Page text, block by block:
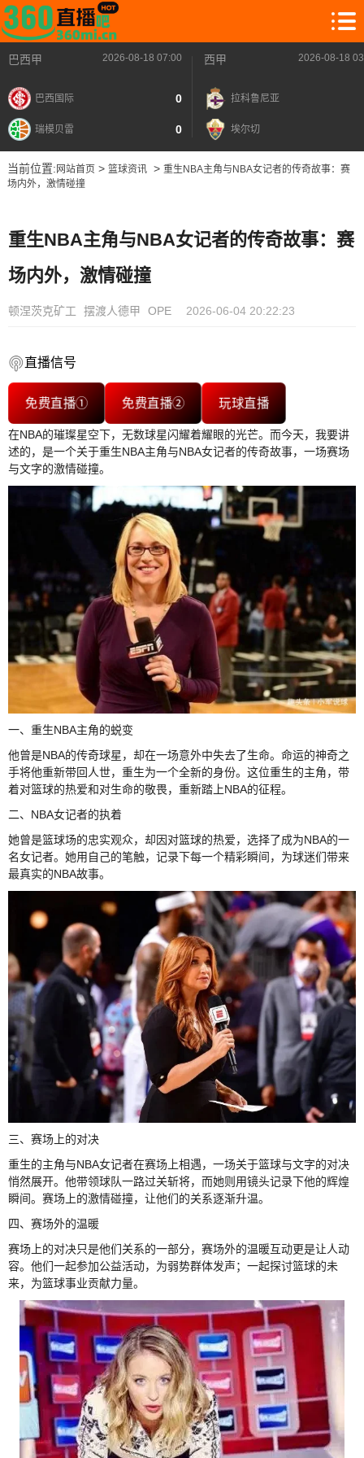
巴西甲 2026-08-18 07:00
巴西国际 0
瑞模贝雷 0
西甲 2026-08-18
拉科鲁尼亚
埃尔切
当前位置: 网站首页> 篮球资讯> 重生NBA主角与NBA女记者的传奇故事：赛
场内外，激情碰撞
重生NBA主角与NBA女记者的传奇故事：赛
场内外，激情碰撞
顿涅茨克矿工 摆渡人德甲 OPE 2026-06-04 20:22:23
直播信号
免费直播① 免费直播② 玩球直播
在NBA的璀璨星空下，无数球星闪耀着耀眼的光芒。而今天，我要讲
述的，是一个关于重生NBA主角与NBA女记者的传奇故事，一场赛场
与文字的激情碰撞。
一、重生NBA主角的蜕变
他曾是NBA的传奇球星，却在一场意外中失去了生命。命运的神奇之
手将他重新带回人世，重生为一个全新的身份。这位重生的主角，带
着对篮球的热爱和对生命的敬畏，重新踏上NBA的征程。
二、NBA女记者的执着
她曾是篮球场的忠实观众，却因对篮球的热爱，选择了成为NBA的一
名女记者。她用自己的笔触，记录下每一个精彩瞬间，为球迷们带来
最真实的NBA故事。
三、赛场上的对决
重生的主角与NBA女记者在赛场上相遇，一场关于篮球与文字的对决
悄然展开。他带领球队一路过关斩将，而她则用镜头记录下他的辉煌
瞬间。赛场上的激情碰撞，让他们的关系逐渐升温。
四、赛场外的温暖
赛场上的对决只是他们关系的一部分，赛场外的温暖互动更是让人动
容。他们一起参加公益活动，为弱势群体发声；一起探讨篮球的未
来，为篮球事业贡献力量。